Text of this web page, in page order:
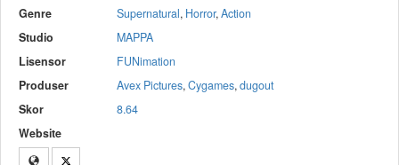
Genre
Supernatural, Horror,Action
Studio
MAPPA
Lisensor
FUNimation
Produser
Avex Pictures,Cygames,dugout
Skor
8.64
Website